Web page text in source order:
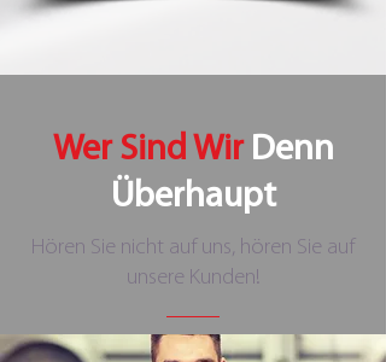
Wer Sind WirDenn
Überhaupt
Hören Sie nicht auf uns, hören Sie auf
unsere Kunden!